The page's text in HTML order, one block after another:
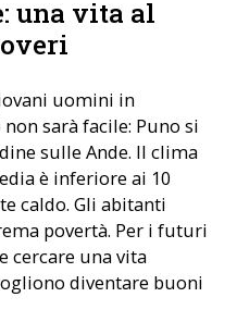
una vita al
uomini in
sarà facile: Puno si
sulle Ande. Il clima
è inferiore ai 10
caldo. Gli abitanti
povertà. Per i futuri
cercare una vita
diventare buoni